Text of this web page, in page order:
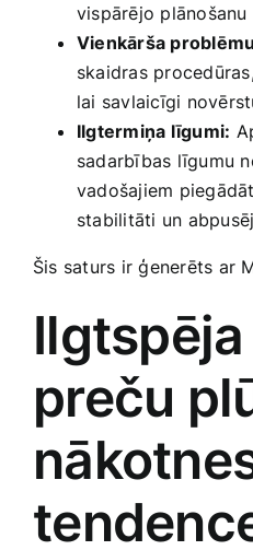
vispārējo plānošanu
Vienkārša‍
skaidras
lai savlaicīgi
Ilgtermiņa līgumi:
sadarbības līgumu
vadošajiem
stabilitāti un
Šis saturs ir ģenerēts ar
preču